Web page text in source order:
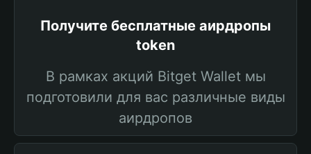
Получите бесплатные аирдропы
token
В рамках акций Bitget Wallet мы
подготовили для вас различные виды
аирдропов